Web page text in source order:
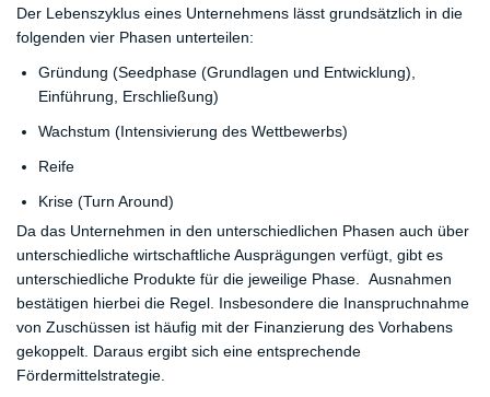
Der Lebenszyklus eines Unternehmens lässt grundsätzlich in die
folgenden vier Phasen unterteilen:
Gründung (Seedphase (Grundlagen und Entwicklung),
Einführung, Erschließung)
Wachstum (Intensivierung des Wettbewerbs)
Reife
Krise (Turn Around)
Da das Unternehmen in den unterschiedlichen Phasen auch über
unterschiedliche wirtschaftliche Ausprägungen verfügt, gibt es
unterschiedliche Produkte für die jeweilige Phase.
Ausnahmen
bestätigen hierbei die Regel. Insbesondere die Inanspruchnahme
von Zuschüssen ist häufig mit der Finanzierung des Vorhabens
gekoppelt. Daraus ergibt sich eine entsprechende
Fördermittelstrategie.